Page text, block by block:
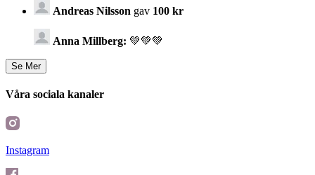
Andreas Nilsson gav 100 kr
Anna Millberg: 💚💚💚
Våra sociala kanaler
Instagram